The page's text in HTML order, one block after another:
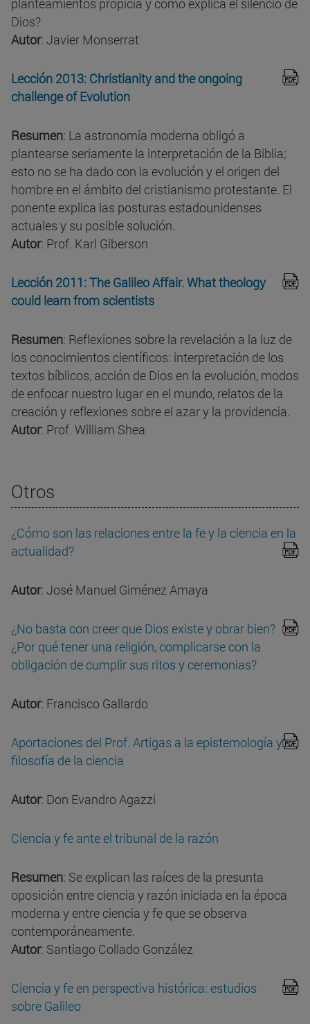
planteamientos propicia y cómo explica el silencio de
Dios?
Autor: Javier Monserrat
Lección 2013: Christianity and the ongoing
challenge of Evolution
Resumen: La astronomía moderna obligó a
plantearse seriamente la interpretación de la Biblia;
esto no se ha dado con la evolución y el origen del
hombre en el ámbito del cristianismo protestante. El
ponente explica las posturas estadounidenses
actuales y su posible solución.
Autor: Prof. Karl Giberson
Lección 2011: The Galileo Affair. What theology
could learn from scientists
Resumen: Reflexiones sobre la revelación a la luz de
los conocimientos científicos: interpretación de los
textos bíblicos, acción de Dios en la evolución, modos
de enfocar nuestro lugar en el mundo, relatos de la
creación y reflexiones sobre el azar y la providencia.
Autor: Prof. William Shea
Otros
¿Cómo son las relaciones entre la fe y la ciencia en la
actualidad?
Autor: José Manuel Giménez Amaya
¿No basta con creer que Dios existe y obrar bien?
¿Por qué tener una religión, complicarse con la
obligación de cumplir sus ritos y ceremonias?
Autor: Francisco Gallardo
Aportaciones del Prof. Artigas a la epistemología y
filosofía de la ciencia
Autor: Don Evandro Agazzi
Ciencia y fe ante el tribunal de la razón
Resumen: Se explican las raíces de la presunta
oposición entre ciencia y razón iniciada en la época
moderna y entre ciencia y fe que se observa
contemporáneamente.
Autor: Santiago Collado González
Ciencia y fe en perspectiva histórica: estudios
sobre Galileo